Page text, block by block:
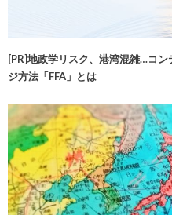
[PR]地政学リスク、港湾混雑…コ
ジ方法「FFA」とは